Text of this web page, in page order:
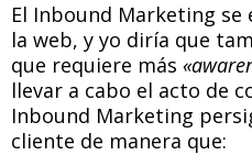
El Inbound Marketing
la web, y yo diría que
que requiere más
llevar a cabo el acto de
Inbound Marketing
cliente de manera que: